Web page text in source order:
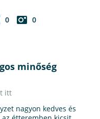
0 0
minőség
itt
nagyon kedves és